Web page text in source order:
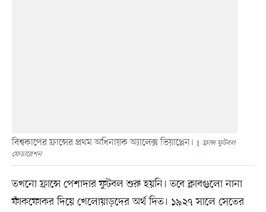
বিশ্বকাপের ফ্রান্সের প্রথম অধিনায়ক অ্যালেক্স ভিয়াপ্লেন।
ফ্রান্স ফুটবল
ফেডারেশন
তখনো ফ্রান্সে পেশাদার ফুটবল শুরু হয়নি। তবে ক্লাবগুলো নানা
ফাঁকফোকর দিয়ে খেলোয়াড়দের অর্থ দিত। ১৯২৭ সালে সেতের